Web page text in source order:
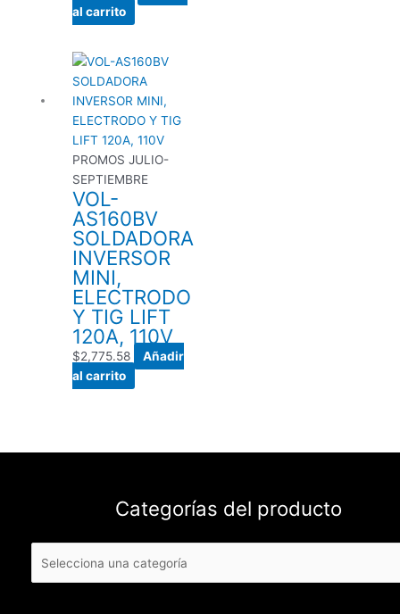
al carrito
PROMOS JULIO-
SEPTIEMBRE
VOL-
AS160BV
SOLDADORA
INVERSOR
MINI,
ELECTRODO
Y TIG LIFT
120A, 110V
$2,775.58
Añadir
al carrito
Categorías del producto